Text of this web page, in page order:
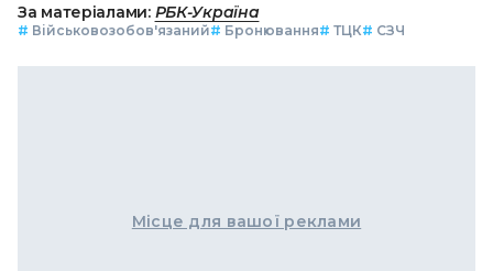
За матеріалами: РБК-Україна
# Військовозобов'язаний# Бронювання# ТЦК# СЗЧ
Місце для вашої реклами